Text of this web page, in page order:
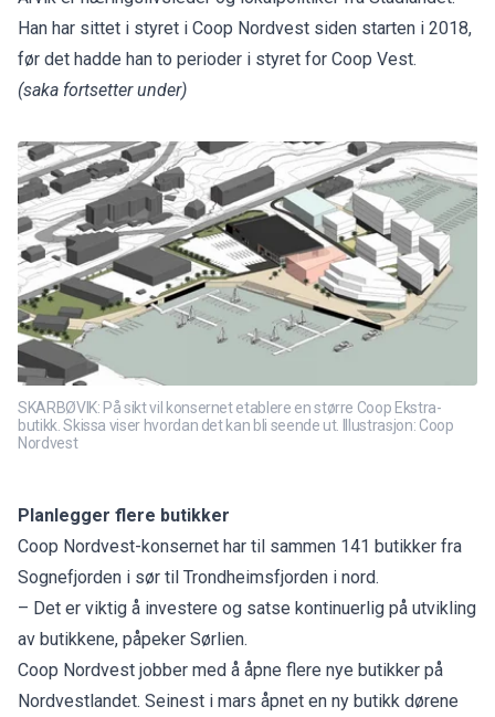
Han har sittet i styret i Coop Nordvest siden starten i 2018,
før det hadde han to perioder i styret for Coop Vest.
(saka fortsetter under)
SKARBØVIK: På sikt vil konsernet etablere en større Coop Ekstra-
butikk. Skissa viser hvordan det kan bli seende ut. Illustrasjon: Coop
Nordvest
Planlegger flere butikker
Coop Nordvest-konsernet har til sammen 141 butikker fra
Sognefjorden i sør til Trondheimsfjorden i nord.
– Det er viktig å investere og satse kontinuerlig på utvikling
av butikkene, påpeker Sørlien.
Coop Nordvest jobber med å åpne flere nye butikker på
Nordvestlandet. Seinest i mars åpnet en ny butikk dørene